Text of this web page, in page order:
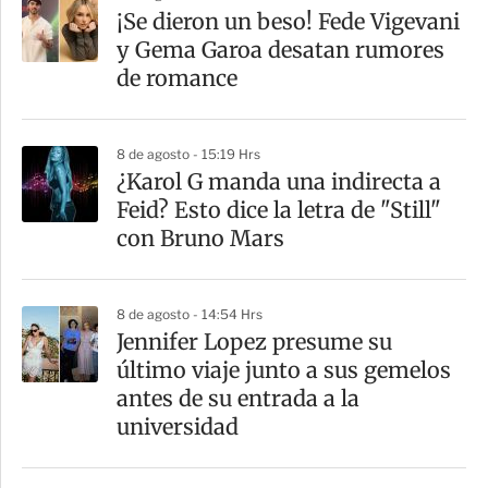
a
r
t
¡Se dieron un beso! Fede Vigevani
y Gema Garoa desatan rumores
de romance
8 de agosto - 15:19 Hrs
¿Karol G manda una indirecta a
Feid? Esto dice la letra de "Still"
con Bruno Mars
8 de agosto - 14:54 Hrs
Jennifer Lopez presume su
último viaje junto a sus gemelos
antes de su entrada a la
universidad